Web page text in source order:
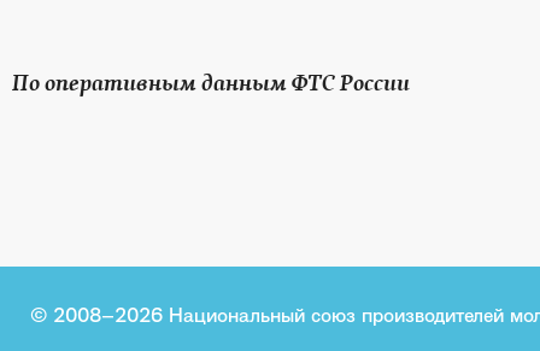
По оперативным данным ФТС России
© 2008–2026 Национальный союз производителей